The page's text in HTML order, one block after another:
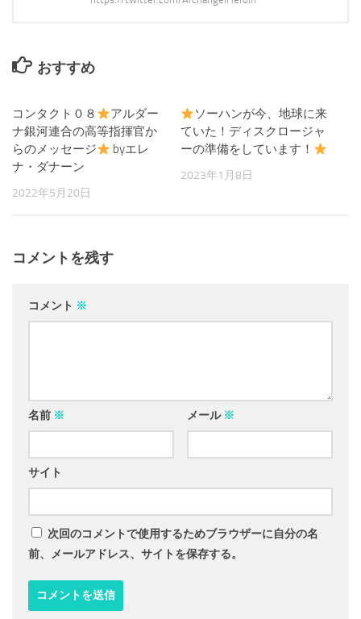
おすすめ
コンタクト０８
アルダー
ナ銀河連合の高等指揮官か
らのメッセージ
byエレ
ナ・ダナーン
2022年5月20日
ソーハンが今、地球に来
ていた！ディスクロージャ
ーの準備をしています！
2023年1月8日
コメントを残す
コメント ※
名前 ※ メール ※
サイト
次回のコメントで使用するためブラウザーに自分の名
前、メールアドレス、サイトを保存する。